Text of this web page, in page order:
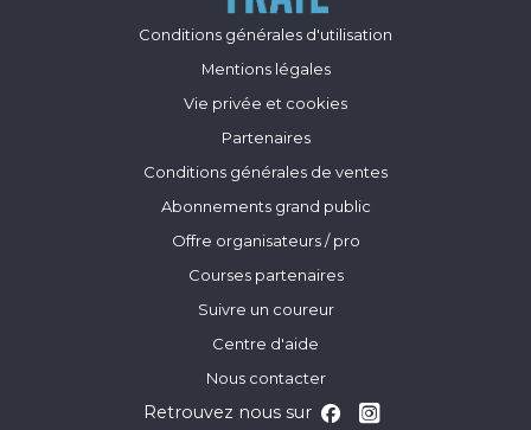
Conditions générales d'utilisation
Mentions légales
Vie privée et cookies
Partenaires
Conditions générales de ventes
Abonnements grand public
Offre organisateurs / pro
Courses partenaires
Suivre un coureur
Centre d'aide
Nous contacter
Retrouvez nous sur